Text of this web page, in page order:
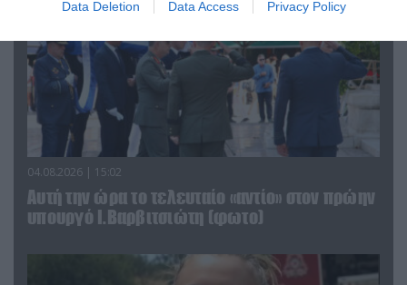
Data Deletion Data Access Privacy Policy
04.08.2026 | 15:02
Αυτή την ώρα το τελευταίο «αντίο» στον πρώην
υπουργό Ι.Βαρβιτσιώτη (φωτο)